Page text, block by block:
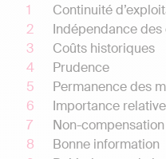
Continuité
Indépendance
Coûts historiques
Prudence
Permanence des
Importance relative
Non-compensation
Bonne information